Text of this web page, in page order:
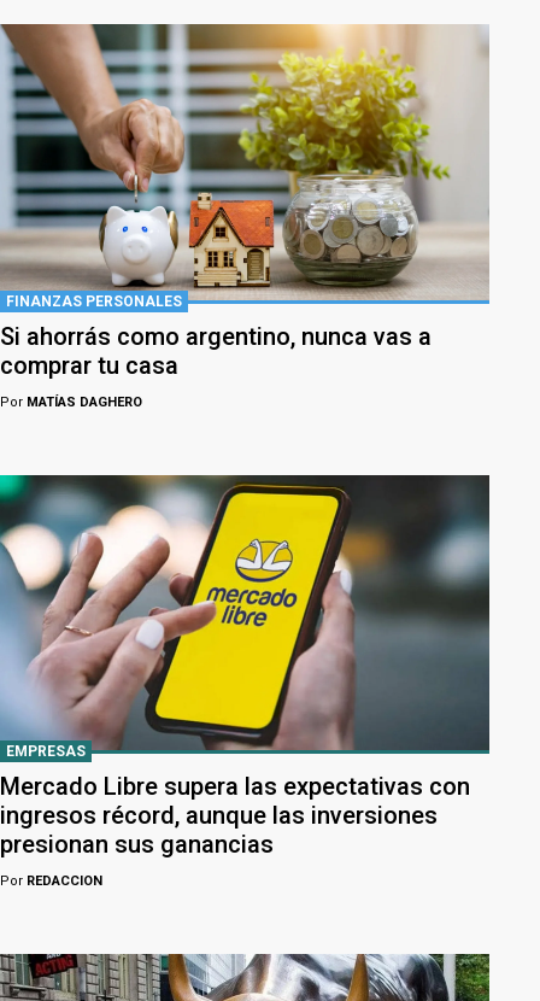
FINANZAS PERSONALES
Si ahorrás como argentino, nunca vas a
comprar tu casa
Por MATÍAS DAGHERO
EMPRESAS
Mercado Libre supera las expectativas con
ingresos récord, aunque las inversiones
presionan sus ganancias
Por REDACCION